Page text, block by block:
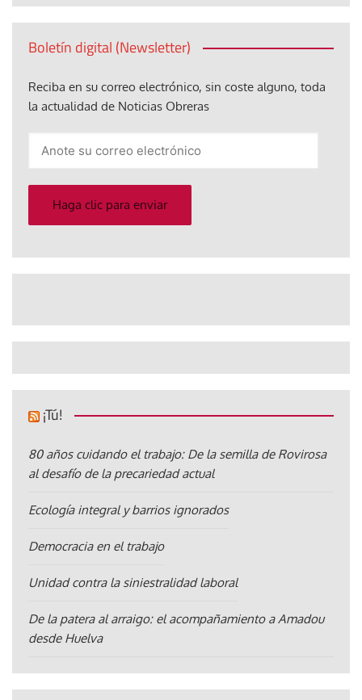
Boletín digital (Newsletter)
Reciba en su correo electrónico, sin coste alguno, toda
la actualidad de Noticias Obreras
electrónico
Haga clic para enviar
¡Tú!
80 años cuidando el trabajo: De la semilla de Rovirosa
al desafío de la precariedad actual
Ecología integral y barrios ignorados
Democracia en el trabajo
Unidad contra la siniestralidad laboral
De la patera al arraigo: el acompañamiento a Amadou
desde Huelva